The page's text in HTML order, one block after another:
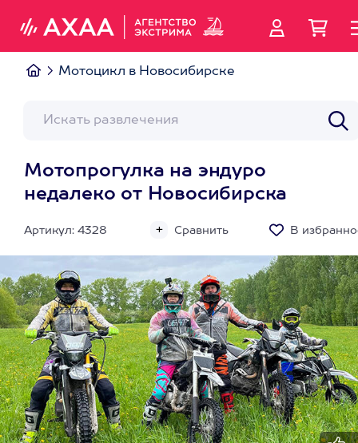
Мотоцикл в Новосибирске
Мотопрогулка на эндуро
недалеко от Новосибирска
Артикул: 4328 Сравнить В